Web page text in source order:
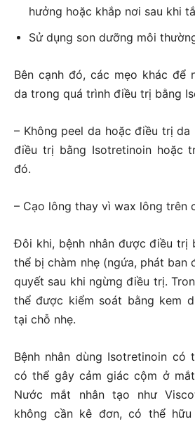
hưởng hoặc khắp nơi sau khi
Sử dụng son dưỡng môi
Bên cạnh đó, các mẹo khác để
da trong quá trình điều trị bằng
– Không peel da hoặc điều trị da
điều trị bằng Isotretinoin hoặc
đó.
– Cạo lông thay vì wax lông trên
Đôi khi, bệnh nhân được điều trị
thể bị chàm nhẹ (ngứa, phát ban
quyết sau khi ngừng điều trị.
thể được kiểm soát bằng kem
tại chỗ nhẹ.
Bệnh nhân dùng Isotretinoin có
có thể gây cảm giác cộm ở
Nước mắt nhân tạo như
không cần kê đơn, có thể